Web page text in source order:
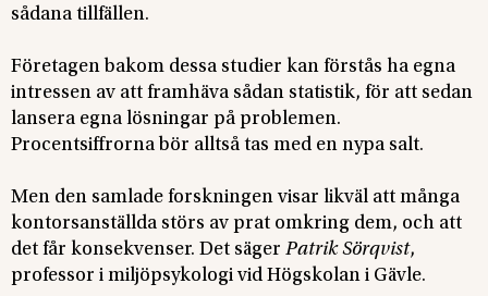
sådana tillfällen.
Företagen bakom dessa studier kan förstås ha egna
intressen av att framhäva sådan statistik, för att sedan
lansera egna lösningar på problemen.
Procentsiffrorna bör alltså tas med en nypa salt.
Men den samlade forskningen visar likväl att många
kontorsanställda störs av prat omkring dem, och att
det får konsekvenser. Det säger Patrik Sörqvist,
professor i miljöpsykologi vid Högskolan i Gävle.